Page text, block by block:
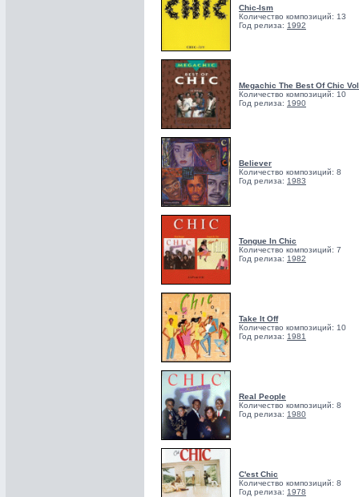
Chic-Ism
Количество композиций: 13
Год релиза: 1992
Megachic The Best Of Chic
Количество композиций: 10
Год релиза: 1990
Believer
Количество композиций: 8
Год релиза: 1983
Tongue In Chic
Количество композиций: 7
Год релиза: 1982
Take It Off
Количество композиций: 10
Год релиза: 1981
Real People
Количество композиций: 8
Год релиза: 1980
C'est Chic
Количество композиций: 8
Год релиза: 1978